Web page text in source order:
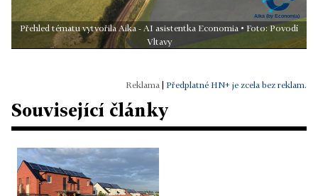
Přehled tématu vytvořila Aika - AI asistentka Economia • Foto: Povodí
Vltavy
Předplatné HN+ je zcela bez reklam.
Související články